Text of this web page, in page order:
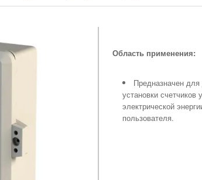
Область применения:
Предназначен
установки счетчиков
электрической
пользователя.